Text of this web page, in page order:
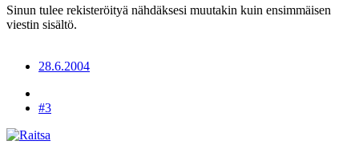
Sinun tulee rekisteröityä nähdäksesi muutakin kuin ensimmäisen
viestin sisältö.
28.6.2004
#3